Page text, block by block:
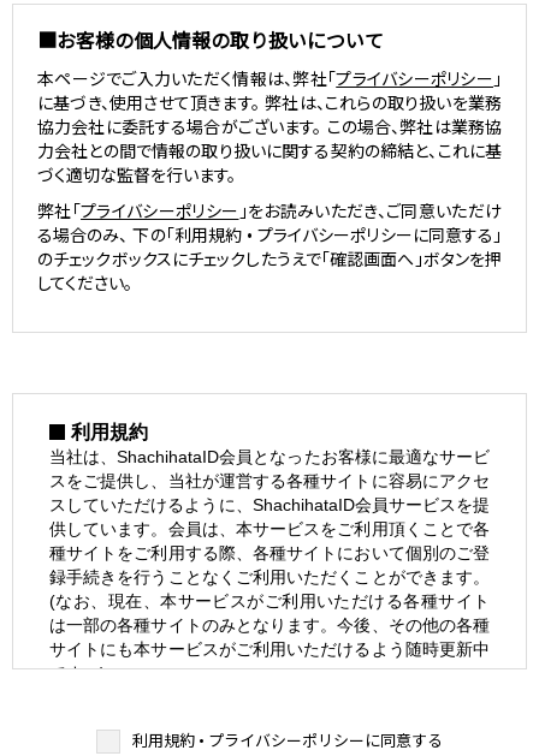
■お客様の個人情報の取り扱いについて
本ページでご入力いただく情報は、弊社「プライバシーポリシー」
に基づき、使用させて頂きます。 弊社は、これらの取り扱いを業務
協力会社に委託する場合がございます。 この場合、弊社は業務協
力会社との間で情報の取り扱いに関する契約の締結と、これに基
づく適切な監督を行います。
弊社「プライバシーポリシー」をお読みいただき、ご同意いただけ
る場合のみ、 下の「利用規約 • プライバシーポリシーに同意する」
のチェックボックスにチェックしたうえで「確認画面へ」ボタンを押
してください。
利用規約
当社は、ShachihataID会員となったお客様に最適なサービ
スをご提供し、当社が運営する各種サイトに容易にアクセ
スしていただけるように、ShachihataID会員サービスを提
供しています。会員は、本サービスをご利用頂くことで各
種サイトをご利用する際、各種サイトにおいて個別のご登
録手続きを行うことなくご利用いただくことができます。
(なお、現在、本サービスがご利用いただける各種サイト
は一部の各種サイトのみとなります。今後、その他の各種
サイトにも本サービスがご利用いただけるよう随時更新中
です。)
ざいます。そのような場合には、当該サービスのご利用時
利用規約 • プライバシーポリシーに同意する